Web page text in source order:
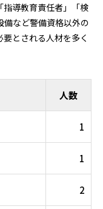
導教育責任者」「検
備など警備資格以外の
とされる人材を多く
人数
1
1
2